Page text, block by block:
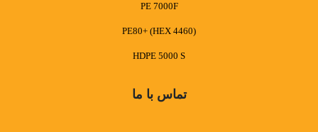
PE 7000F
PE80+ (HEX 4460)
HDPE 5000 S
تماس با ما